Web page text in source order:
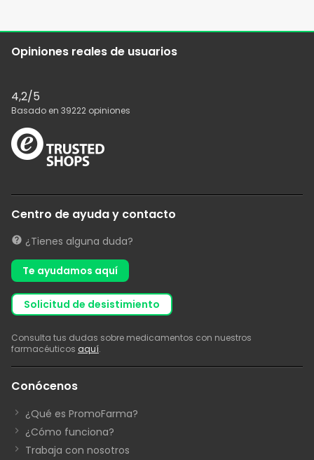
Opiniones reales de usuarios
4,2/5
Basado en 39222 opiniones
Centro de ayuda y contacto
¿Tienes alguna duda?
Te ayudamos aquí
solicitud de desistimiento
Consulta tus dudas sobre medicamentos con nuestros
farmacéuticos aquí.
Conócenos
¿Qué es PromoFarma?
¿Cómo funciona?
Trabaja con nosotros